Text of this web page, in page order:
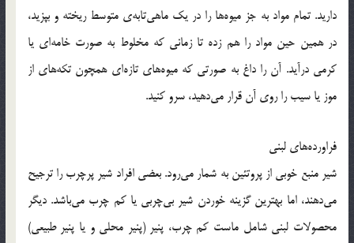
دارید. تمام مواد به جز میوه‌ها را در یک ماهی‌تابه‌ی متوسط ریخته و بپزید،
در همین حین مواد را هم زده تا زمانی‌ که مخلوط به صورت خامه‌ای یا
کرمی درآید. آن را داغ به صورتی که میوه‌های تازه‌ای همچون تکه‌های از
موز یا سیب را روی آن قرار می‌دهید، سرو کنید.
فراورده‌های لبنی
شیر منبع خوبی از پروتئین به شمار می‌رود. بعضی افراد شیر پرچرب را ترجیح
می‌دهند، اما بهترین گزینه خوردن شیر بی‌چربی یا کم چرب می‌باشد. دیگر
محصولات لبنی شامل ماست کم چرب، پنیر (پنیر محلی و یا پنیر طبیعی)